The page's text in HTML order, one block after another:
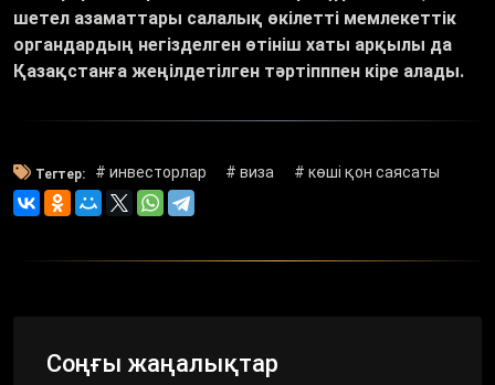
шетел азаматтары салалық өкілетті мемлекеттік
органдардың негізделген өтініш хаты арқылы да
Қазақстанға жеңілдетілген тәртіпппен кіре алады.
Тегтер: # инвесторлар # виза # көші қон саясаты
Соңғы жаңалықтар